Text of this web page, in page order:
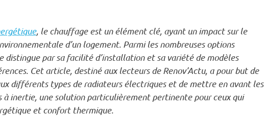
, le chauffage est un élément clé, ayant un impact sur le
d’un logement. Parmi les nombreuses options
distingue par sa facilité d’installation et sa variété de modèles
Cet article, destiné aux lecteurs de Renov’Actu, a pour but de
différents types de radiateurs électriques et de mettre en avant les
à inertie, une solution particulièrement pertinente pour ceux qui
et confort thermique.